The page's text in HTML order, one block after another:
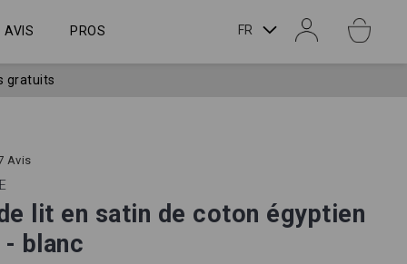
AVIS PROS LANGUE
FR
gratuits
Avis
lit en satin de coton égyptien
blanc